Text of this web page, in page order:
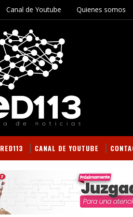
Canal de Youtube Quienes somos
RED113 CANAL DE YOUTUBE